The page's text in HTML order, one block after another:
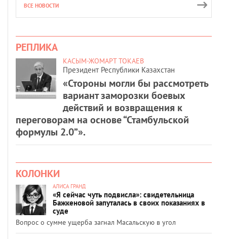
ВСЕ НОВОСТИ
РЕПЛИКА
КАСЫМ-ЖОМАРТ ТОКАЕВ
Президент Республики Казахстан
«Стороны могли бы рассмотреть
вариант заморозки боевых
действий и возвращения к
переговорам на основе “Стамбульской
формулы 2.0”».
КОЛОНКИ
АЛИСА ГРАНД
«Я сейчас чуть подвисла»: свидетельница
Бажкеновой запуталась в своих показаниях в
суде
Вопрос о сумме ущерба загнал Масальскую в угол